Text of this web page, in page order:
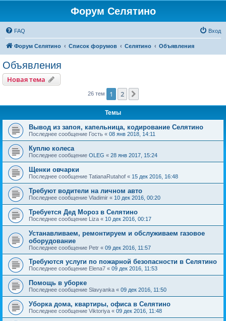
Форум Селятино
FAQ Вход
Форум Селятино Список форумов Селятино Объявления
Объявления
Новая тема
26 тем 1 2
Темы
Вывод из запоя, капельница, кодирование Селятино
Последнее сообщение Гость « 08 янв 2018, 14:11
Куплю колеса
Последнее сообщение OLEG « 28 янв 2017, 15:24
Щенки овчарки
Последнее сообщение TatianaRutahof « 15 дек 2016, 16:48
Требуют водители на личном авто
Последнее сообщение Vladimir « 10 дек 2016, 00:20
Требуется Дед Мороз в Селятино
Последнее сообщение Liza « 10 дек 2016, 00:17
Устанавливаем, ремонтируем и обслуживаем газовое
оборудование
Последнее сообщение Petr « 09 дек 2016, 11:57
Требуются услуги по пожарной безопасности в Селятино
Последнее сообщение Elena7 « 09 дек 2016, 11:53
Помощь в уборке
Последнее сообщение Slavyanka « 09 дек 2016, 11:50
Уборка дома, квартиры, офиса в Селятино
Последнее сообщение Viktoriya « 09 дек 2016, 11:48